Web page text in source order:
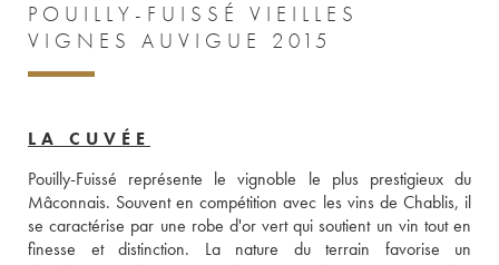
POUILLY-FUISSÉ VIEILLES
VIGNES AUVIGUE 2015
LA CUVÉE
Pouilly-Fuissé représente le vignoble le plus prestigieux du
Mâconnais. Souvent en compétition avec les vins de Chablis, il
se caractérise par une robe d'or vert qui soutient un vin tout en
finesse et distinction. La nature du terrain favorise un